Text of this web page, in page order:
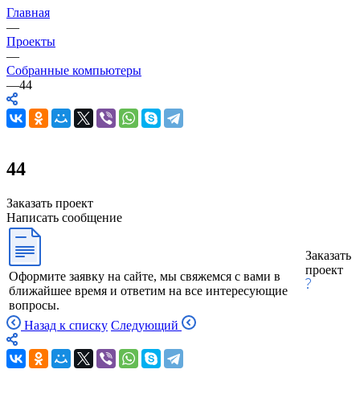
Главная
—
Проекты
—
Собранные компьютеры
—44
44
Заказать проект
Написать сообщение
Оформите заявку на сайте, мы свяжемся с вами в
ближайшее время и ответим на все интересующие
вопросы.
Заказать
проект
Назад к списку Следующий